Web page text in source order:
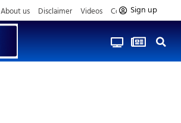
About us Disclaimer Videos Contact us
Sign up